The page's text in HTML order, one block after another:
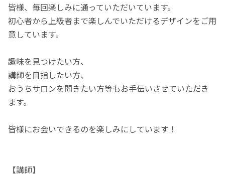
皆様、毎回楽しみに通っていただいています。
初心者から上級者まで楽しんでいただけるデザインをご用
意しています。
趣味を見つけたい方、
講師を目指したい方、
おうちサロンを開きたい方等もお手伝いさせていただき
ます。
皆様にお会いできるのを楽しみにしています！
【講師】